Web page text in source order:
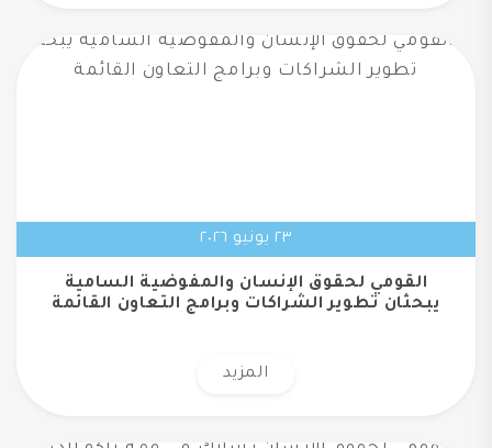
٢٣ يونيو ٢٠٢٦
القومي لحقوق الإنسان والمفوضية السامية
يبحثان تطوير الشراكات وبرامج التعاون القائمة
المزيد